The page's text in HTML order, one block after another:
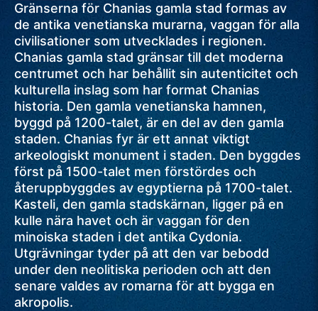
Gränserna för Chanias gamla stad formas av
de antika venetianska murarna, vaggan för alla
civilisationer som utvecklades i regionen.
Chanias gamla stad gränsar till det moderna
centrumet och har behållit sin autenticitet och
kulturella inslag som har format Chanias
historia. Den gamla venetianska hamnen,
byggd på 1200-talet, är en del av den gamla
staden. Chanias fyr är ett annat viktigt
arkeologiskt monument i staden. Den byggdes
först på 1500-talet men förstördes och
återuppbyggdes av egyptierna på 1700-talet.
Kasteli, den gamla stadskärnan, ligger på en
kulle nära havet och är vaggan för den
minoiska staden i det antika Cydonia.
Utgrävningar tyder på att den var bebodd
under den neolitiska perioden och att den
senare valdes av romarna för att bygga en
akropolis.